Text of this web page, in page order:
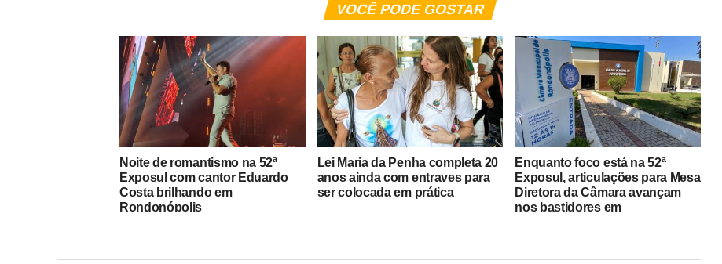
VOCÊ PODE GOSTAR
Noite de romantismo na 52ª
Exposul com cantor Eduardo
Costa brilhando em
Rondonópolis
Lei Maria da Penha completa 20
anos ainda com entraves para
ser colocada em prática
Enquanto foco está na 52ª
Exposul, articulações para Mesa
Diretora da Câmara avançam
nos bastidores em